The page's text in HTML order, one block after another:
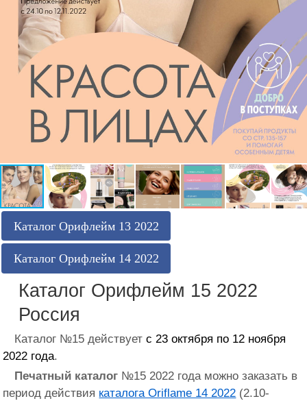
Каталог Орифлейм 13 2022
Каталог Орифлейм 14 2022
Каталог Орифлейм 15 2022
Россия
Каталог №15 действуетс 23 октября по 12 ноября
2022 года.
Печатный каталог №15 2022 года можно заказать в
период действия каталога Oriflame 14 2022 (2.10-